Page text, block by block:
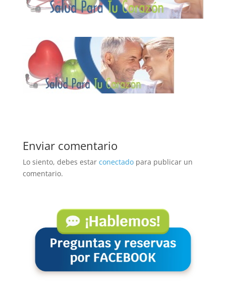
Enviar comentario
Lo siento, debes estar conectadopara publicar un
comentario.